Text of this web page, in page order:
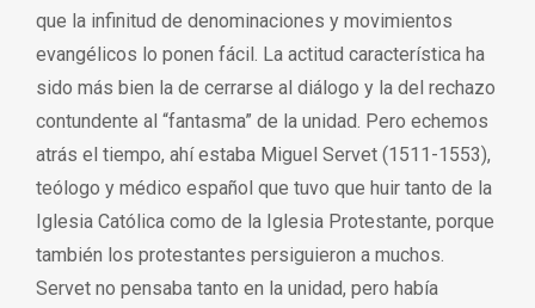
que la infinitud de denominaciones y movimientos
evangélicos lo ponen fácil. La actitud característica ha
sido más bien la de cerrarse al diálogo y la del rechazo
contundente al “fantasma” de la unidad. Pero echemos
atrás el tiempo, ahí estaba Miguel Servet (1511-1553),
teólogo y médico español que tuvo que huir tanto de la
Iglesia Católica como de la Iglesia Protestante, porque
también los protestantes persiguieron a muchos.
Servet no pensaba tanto en la unidad, pero había